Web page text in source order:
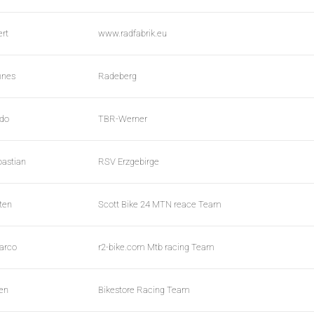
www.radfabrik.eu
Radeberg
TBR-Werner
RSV Erzgebirge
Scott Bike 24 MTN reace Team
r2-bike.com Mtb racing Team
Bikestore Racing Team